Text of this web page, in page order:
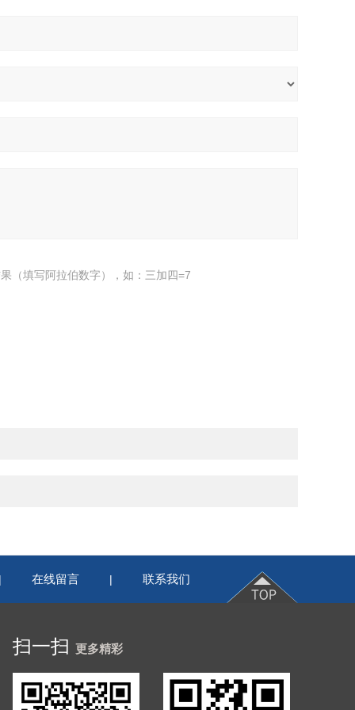
（填写阿拉伯数字），如：三加四=7
在线留言 | 联系我们
扫一扫 更多精彩